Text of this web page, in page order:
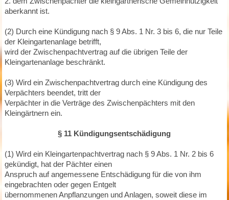
aberkannt ist.
(2) Durch eine Kündigung nach § 9 Abs. 1 Nr. 3 bis 6, die nur Teile
der Kleingartenanlage betrifft,
wird der Zwischenpachtvertrag auf die übrigen Teile der
Kleingartenanlage beschränkt.
(3) Wird ein Zwischenpachtvertrag durch eine Kündigung des
Verpächters beendet, tritt der
Verpächter in die Verträge des Zwischenpächters mit den
Kleingärtnern ein.
§ 11 Kündigungsentschädigung
(1) Wird ein Kleingartenpachtvertrag nach § 9 Abs. 1 Nr. 2 bis 6
gekündigt, hat der Pächter einen
Anspruch auf angemessene Entschädigung für die von ihm
eingebrachten oder gegen Entgelt
übernommenen Anpflanzungen und Anlagen, soweit diese im